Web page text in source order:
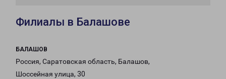
Филиалы в Балашове
БАЛАШОВ
Россия, Саратовская область, Балашов,
Шоссейная улица, 30